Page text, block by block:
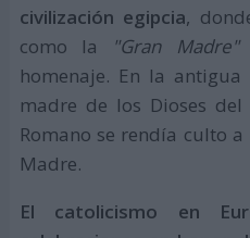
civilización egipcia,
como la
"Gran Madre"
homenaje. En la
madre de los Dioses
Romano se rendía culto
Madre.
El catolicismo en